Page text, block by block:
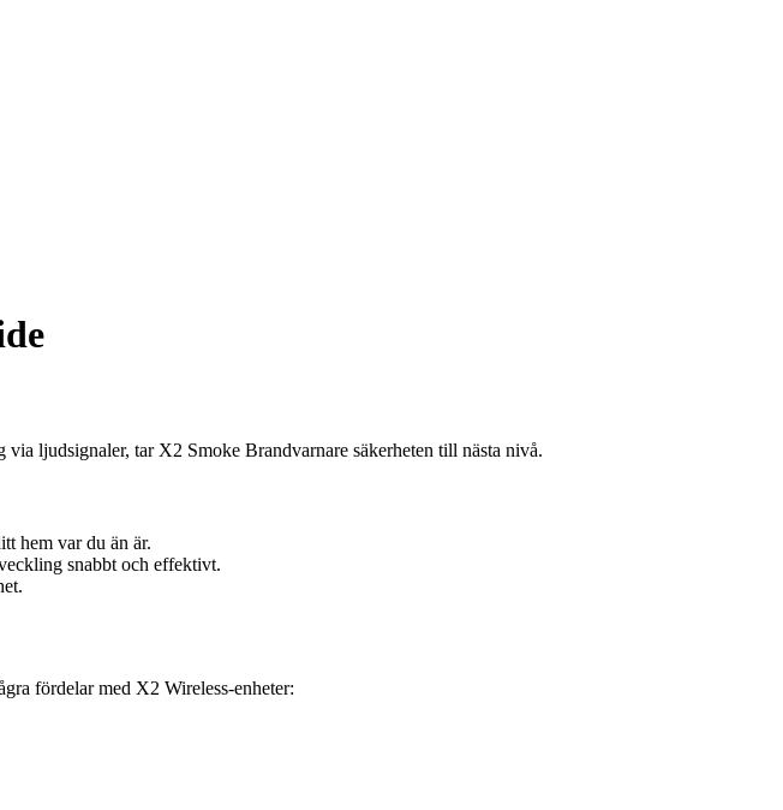
ljudsignaler, tar X2 Smoke Brandvarnare säkerheten till nästa nivå.
hem var du än är.
snabbt och effektivt.
fördelar med X2 Wireless-enheter: